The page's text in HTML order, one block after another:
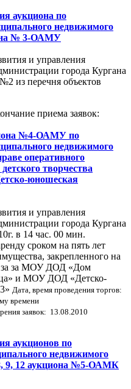
аукциона по
недвижимого
№ 3-ОАМУ
и управления
города Кургана
из перечня объектов
приема заявок:
№4-ОАМУ по
недвижимого
оперативного
творчества
юношеская
и управления
города Кургана
в 14 час. 00 мин.
сроком на пять лет
закрепленного на
за за МОУ ДОД «Дом
и МОУ ДОД «Детско-
Дата, время проведения торгов:
времени
заявок: 13.08.2010
аукционов по
недвижимого
9, 12 аукциона №5-ОАМК